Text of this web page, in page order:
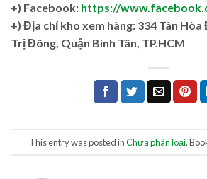
+) Facebook: https://
+) Địa chỉ kho xem hàng: 334 Tân
Trị Đông, Quận Bình Tân, TP.HCM
This entry was posted inChưa phân loại.